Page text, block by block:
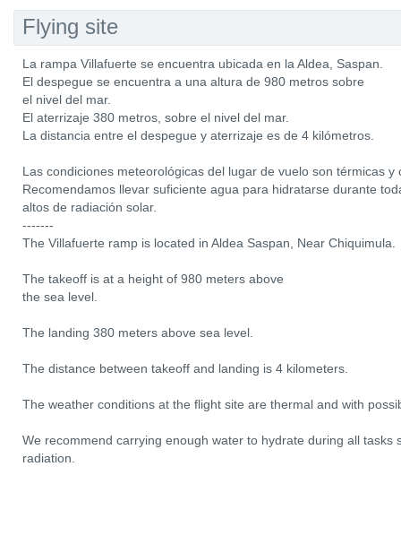
Flying site
La rampa Villafuerte se encuentra ubicada en la Aldea, Saspan.
El despegue se encuentra a una altura de 980 metros sobre
el nivel del mar.
El aterrizaje 380 metros, sobre el nivel del mar.
La distancia entre el despegue y aterrizaje es de 4 kilómetros.
Las condiciones meteorológicas del lugar de vuelo son térmicas
Recomendamos llevar suficiente agua para hidratarse durante
altos de radiación solar.
-------
The Villafuerte ramp is located in Aldea Saspan, Near Chiquimula.
The takeoff is at a height of 980 meters above
the sea level.
The landing 380 meters above sea level.
The distance between takeoff and landing is 4 kilometers.
The weather conditions at the flight site are thermal and with
We recommend carrying enough water to hydrate during all tasks
radiation.